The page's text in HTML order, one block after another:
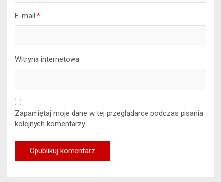
E-mail *
Witryna internetowa
Zapamiętaj moje dane w tej przeglądarce podczas pisania
kolejnych komentarzy.